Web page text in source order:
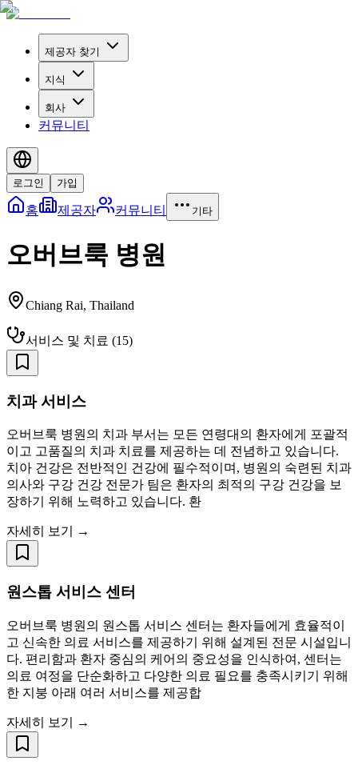
제공자 찾기
지식
회사
커뮤니티
로그인 가입
홈 제공자 커뮤니티 기타
오버브룩 병원
Chiang Rai, Thailand
서비스 및 치료 (15)
치과 서비스
오버브룩 병원의 치과 부서는 모든 연령대의 환자에게 포괄적
이고 고품질의 치과 치료를 제공하는 데 전념하고 있습니다.
치아 건강은 전반적인 건강에 필수적이며, 병원의 숙련된 치과
의사와 구강 건강 전문가 팀은 환자의 최적의 구강 건강을 보
장하기 위해 노력하고 있습니다. 환
자세히 보기 →
원스톱 서비스 센터
오버브룩 병원의 원스톱 서비스 센터는 환자들에게 효율적이
고 신속한 의료 서비스를 제공하기 위해 설계된 전문 시설입니
다. 편리함과 환자 중심의 케어의 중요성을 인식하여, 센터는
의료 여정을 단순화하고 다양한 의료 필요를 충족시키기 위해
한 지붕 아래 여러 서비스를 제공합
자세히 보기 →